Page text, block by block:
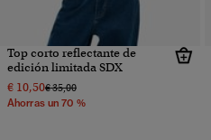
Top corto reflectante de
edición limitada SDX
€ 10,50Precio rebajado de
€ 35,00a
Ahorras un 70 %